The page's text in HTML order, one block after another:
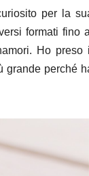
per la
formati fino
Ho preso il
grande perché